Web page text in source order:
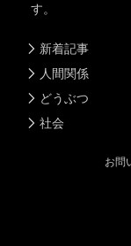
す。
新着記事
人間関係
どうぶつ
社会
お問